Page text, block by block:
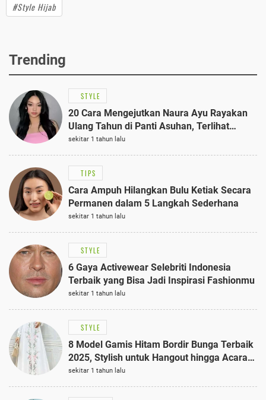
#Style Hijab
Trending
STYLE
20 Cara Mengejutkan Naura Ayu Rayakan
Ulang Tahun di Panti Asuhan, Terlihat
Anggun dengan Kaftan Cokelat
sekitar 1 tahun lalu
TIPS
Cara Ampuh Hilangkan Bulu Ketiak Secara
Permanen dalam 5 Langkah Sederhana
sekitar 1 tahun lalu
STYLE
6 Gaya Activewear Selebriti Indonesia
Terbaik yang Bisa Jadi Inspirasi Fashionmu
sekitar 1 tahun lalu
STYLE
8 Model Gamis Hitam Bordir Bunga Terbaik
2025, Stylish untuk Hangout hingga Acara
Semi-Formal
sekitar 1 tahun lalu